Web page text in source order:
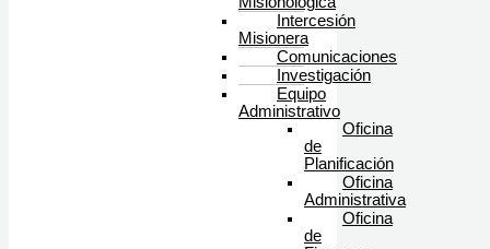
Intercesión
Misionera
Comunicaciones
Investigación
Equipo
Administrativo
Oficina
de
Planificación
Oficina
Administrativa
Oficina
de